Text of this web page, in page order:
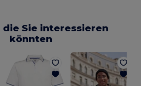
Sie interessieren
könnten